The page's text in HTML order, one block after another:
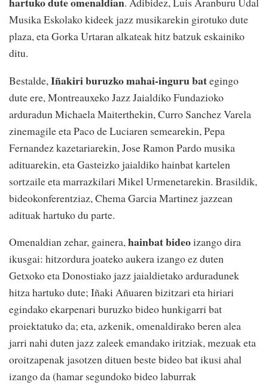
Musika Eskolako kideek jazz musikarekin girotuko dute
plaza, eta Gorka Urtaran alkateak hitz batzuk eskainiko
ditu.
Bestalde, Iñakiri buruzko mahai-inguru bategingo
dute ere, Montreauxeko Jazz Jaialdiko Fundazioko
arduradun Michaela Maiterthekin, Curro Sanchez Varela
zinemagile eta Paco de Luciaren semearekin, Pepa
Fernandez kazetariarekin, Jose Ramon Pardo musika
adituarekin, eta Gasteizko jaialdiko hainbat kartelen
sortzaile eta marrazkilari Mikel Urmenetarekin. Brasildik,
bideokonferentziaz, Chema Garcia Martinez jazzean
adituak hartuko du parte.
Omenaldian zehar, gainera,hainbat bideoizango dira
ikusgai: hitzordura joateko aukera izango ez duten
Getxoko eta Donostiako jazz jaialdietako arduradunek
hitza hartuko dute; Iñaki Añuaren bizitzari eta hiriari
egindako ekarpenari buruzko bideo hunkigarri bat
proiektatuko da; eta, azkenik, omenaldirako beren alea
jarri nahi duten jazz zaleek emandako iritziak, mezuak eta
oroitzapenak jasotzen dituen beste bideo bat ikusi ahal
izango da (hamar segundoko bideo laburrak